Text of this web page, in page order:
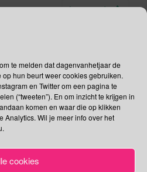
te melden dat dagenvanhetjaar de
hun beurt weer cookies gebruiken.
en Twitter om een pagina te
(“tweeten”). En om inzicht te krijgen in
komen en waar die op klikken
Analytics. Wil je meer info over het
cookies
Lees verder